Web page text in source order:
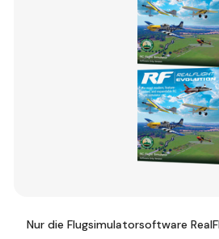
Nur die Flugsimulatorsoftware